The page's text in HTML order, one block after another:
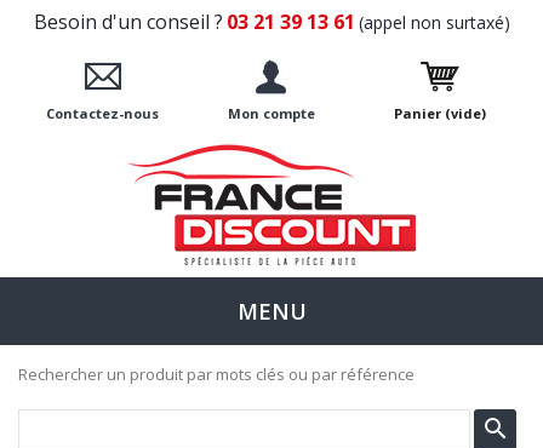
Besoin d'un conseil ? 03 21 39 13 61 (appel non surtaxé)
Contactez-nous Mon compte Panier (vide)
MENU
Rechercher un produit par mots clés ou par référence